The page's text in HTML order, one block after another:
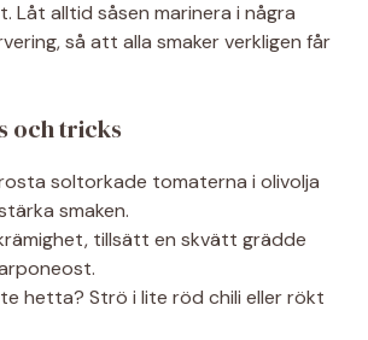
Låt alltid såsen marinera i några
så att alla smaker verkligen får
och tricks
soltorkade tomaterna i olivolja
smaken.
tillsätt en skvätt grädde
hetta? Strö i lite röd chili eller rökt